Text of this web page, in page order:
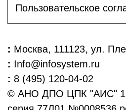
Пользовательское
: Москва, 111123, ул.
: Info@infosystem.ru
: 8 (495) 120-04-02
© АНО ДПО ЦПК "АИС"